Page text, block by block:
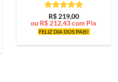
Avaliação5
de 5
R$219,00
ou R$ 212,43com Pix
FELIZ DIA DOS PAIS!